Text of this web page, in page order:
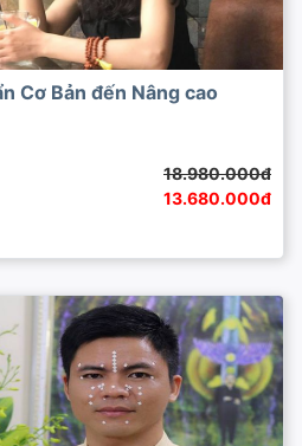
Cơ Bản đến Nâng cao
18.980.000đ
13.680.000đ